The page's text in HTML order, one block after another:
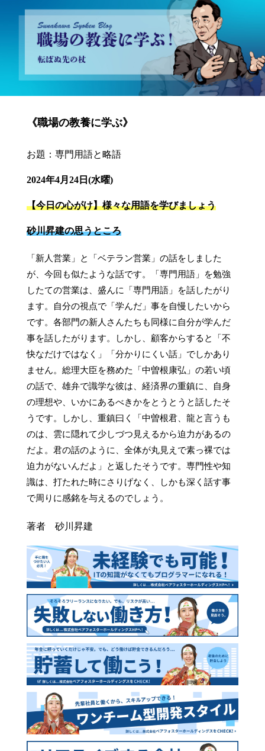
砂川昇建会長ブログ 職場の教養に学ぶ！～転ばぬ先の杖～
《職場の教養に学ぶ》
お題：専門用語と略語
2024年4月24日(水曜)
【今日の心がけ】様々な用語を学びましょう
砂川昇建の思うところ
「新人営業」と「ベテラン営業」の話をしました
が、今回も似たような話です。「専門用語」を勉強
したての営業は、盛んに「専門用語」を話したがり
ます。自分の視点で「学んだ」事を自慢したいから
です。各部門の新人さんたちも同様に自分が学んだ
事を話したがります。しかし、顧客からすると「不
快なだけではなく」「分かりにくい話」でしかあり
ません。総理大臣を務めた「中曽根康弘」の若い頃
の話で、雄弁で識学な彼は、経済界の重鎮に、自身
の理想や、いかにあるべきかをとうとうと話したそ
うです。しかし、重鎮曰く「中曽根君、龍と言うも
のは、雲に隠れて少しづつ見えるから迫力があるの
だよ。君の話のように、全体が丸見えで素っ裸では
迫力がないんだよ」と返したそうです。専門性や知
識は、打たれた時にさりげなく、しかも深く話す事
著者 砂川昇建